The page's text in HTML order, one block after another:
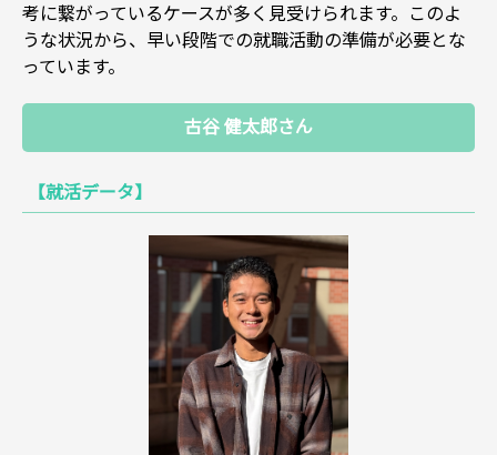
考に繋がっているケースが多く見受けられます。このよ
うな状況から、早い段階での就職活動の準備が必要とな
っています。
古谷 健太郎さん
【就活データ】